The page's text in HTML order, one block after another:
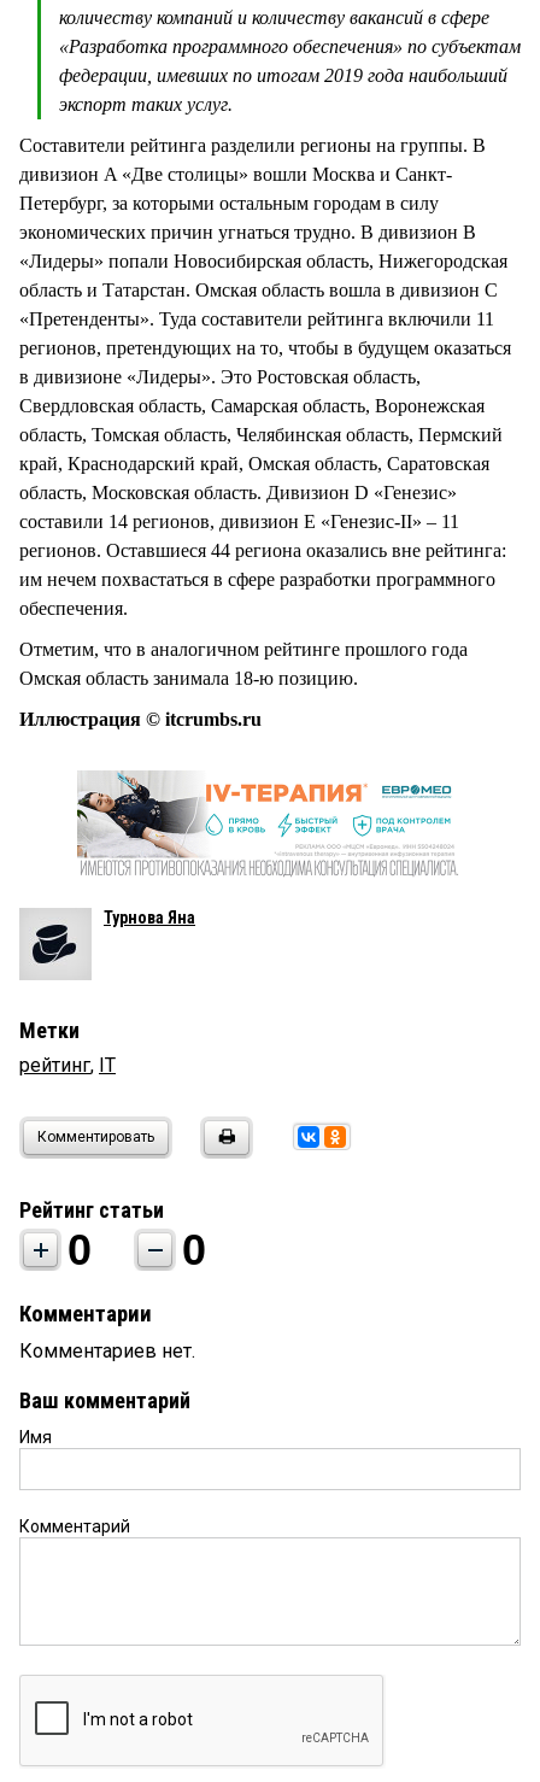
количеству компаний и количеству вакансий в сфере
«Разработка программного обеспечения» по субъектам
федерации, имевших по итогам 2019 года наибольший
экспорт таких услуг.
Составители рейтинга разделили регионы на группы. В
дивизион A «Две столицы» вошли Москва и Санкт-
Петербург, за которыми остальным городам в силу
экономических причин угнаться трудно. В дивизион B
«Лидеры» попали Новосибирская область, Нижегородская
область и Татарстан. Омская область вошла в дивизион C
«Претенденты». Туда составители рейтинга включили 11
регионов, претендующих на то, чтобы в будущем оказаться
в дивизионе «Лидеры». Это Ростовская область,
Свердловская область, Самарская область, Воронежская
область, Томская область, Челябинская область, Пермский
край, Краснодарский край, Омская область, Саратовская
область, Московская область. Дивизион D «Генезис»
составили 14 регионов, дивизион E «Генезис-II» – 11
регионов. Оставшиеся 44 региона оказались вне рейтинга:
им нечем похвастаться в сфере разработки программного
обеспечения.
Отметим, что в аналогичном рейтинге прошлого года
Омская область занимала 18-ю позицию.
Иллюстрация © itcrumbs.ru
Турнова Яна
Метки
рейтинг, IT
Комментировать
Рейтинг статьи
0 0
Комментарии
Комментариев нет.
Ваш комментарий
Имя
Комментарий